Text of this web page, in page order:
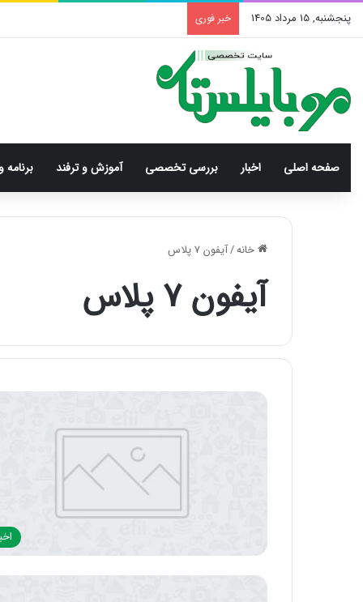
پنجشنبه, 15 مرداد 1405 خبر فوری
صفحه اصلی اخبار بررسی‌ تخصصی آموزش و ترفند برنامه
خانه/آیفون 7 پلاس
آیفون 7 پلاس